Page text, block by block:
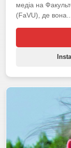
медіа на
(FaVU), де вона...